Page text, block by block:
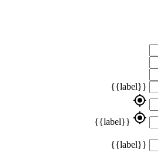
{{label}}
my_location
my_location
{{label}}
{{label}}